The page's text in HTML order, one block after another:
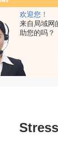
欢迎您！
来自局域网
助您的吗？